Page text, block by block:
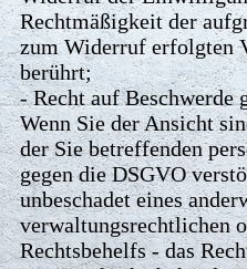
Rechtmäßigkeit der
zum Widerruf erfolgten
berührt;
- Recht auf Beschwerde
Wenn Sie der Ansicht
der Sie betreffenden
gegen die DSGVO
unbeschadet eines
verwaltungsrechtlichen
Rechtsbehelfs - das